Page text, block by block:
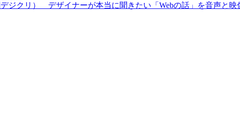
デジクリ） デザイナーが本当に聞きたい「Webの話」を音声と映